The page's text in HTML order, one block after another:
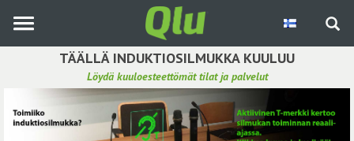
pääsisältöön
TÄÄLLÄ INDUKTIOSILMUKKA KUULUU
Löydä kuuloesteettömät tilat ja palvelut
Etsi induktiosilmukka
Tee ehdotus ja vaikuta kuulemiskokemukseen